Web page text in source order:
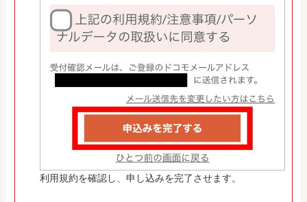
利用規約を確認し、申し込みを完了させます。